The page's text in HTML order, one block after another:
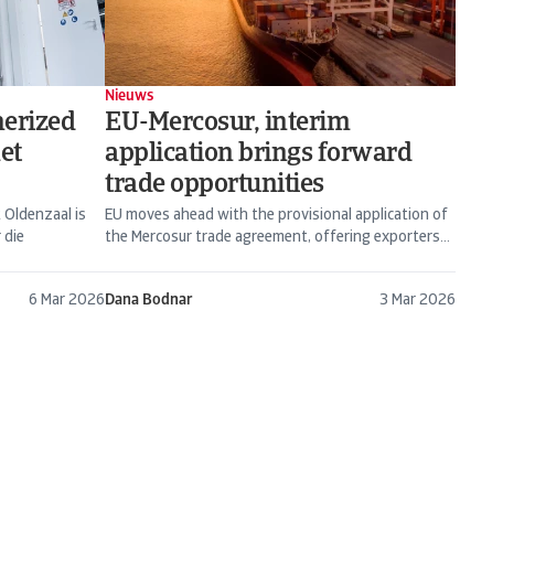
is
die
6 Mar 2026
Nieuws
EU-Mercosur, interim
application brings forward
trade opportunities
EU moves ahead with the provisional application of
the Mercosur trade agreement, offering exporters...
Dana Bodnar 3 Mar 2026